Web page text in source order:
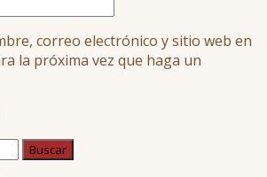
correo electrónico y sitio web en
la próxima vez que haga un